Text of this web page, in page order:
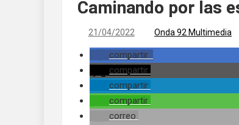
Caminando por las
21/04/2022 Onda 92 Multimedia
compartir
compartir
compartir
compartir
correo